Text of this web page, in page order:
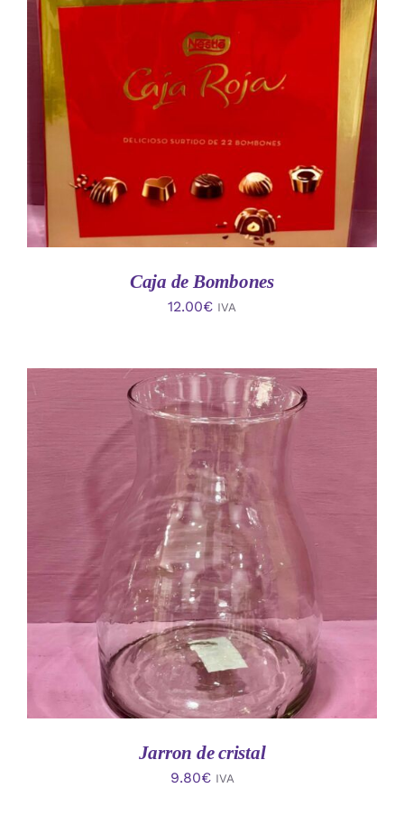
AÑADIR AL CARRITO
DETALLES
Caja de Bombones
12.00€ IVA
AÑADIR AL CARRITO
DETALLES
Jarron de cristal
9.80€ IVA